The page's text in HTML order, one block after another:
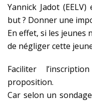
Yannick Jadot
but ? Donner une
En effet, si les jeunes
de négliger cette
Faciliter
proposition.
Car selon un